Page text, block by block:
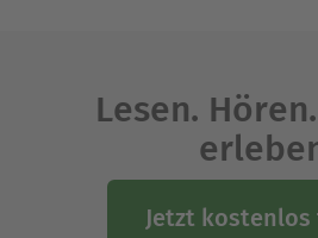
Lesen.
Jetzt kostenlos